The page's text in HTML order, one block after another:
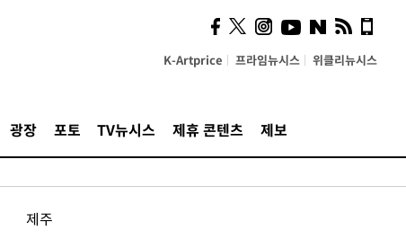
K-Artprice 프라임뉴시스 위클리뉴시스
광장 포토 TV뉴시스 제휴 콘텐츠 제보
제주